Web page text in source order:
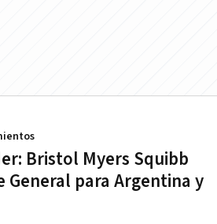
Bristol Myers Squibb
General para Argentina y